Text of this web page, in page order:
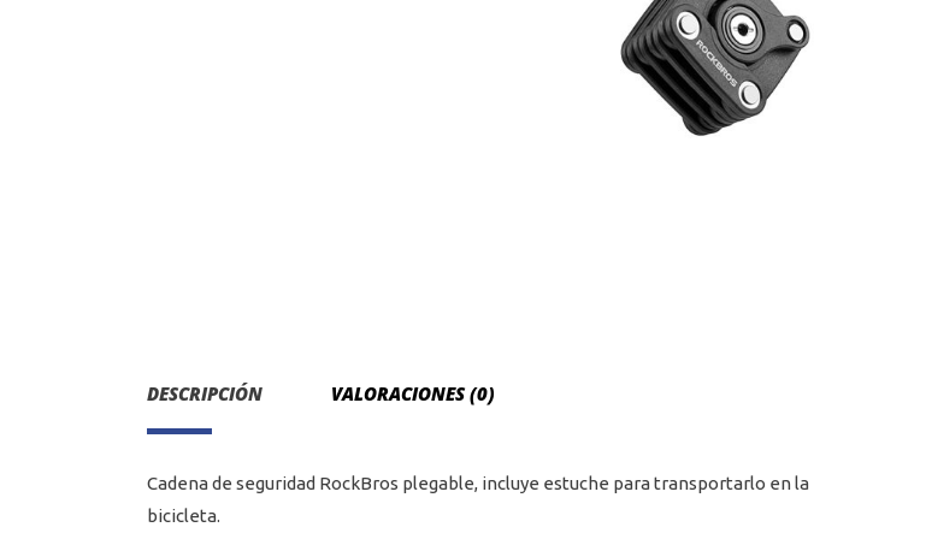
DESCRIPCIÓN VALORACIONES (0)
Cadena de seguridad RockBros plegable, incluye estuche para transportarlo en la
bicicleta.